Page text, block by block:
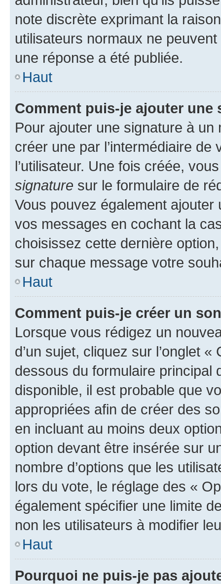
note discrète exprimant la
utilisateurs normaux ne
une réponse a été publiée.
Haut
Comment puis-je ajouter une
Pour ajouter une signature à un
créer une par l’intermédiaire
l’utilisateur. Une fois créée,
signature sur le formulaire de
Vous pouvez également
vos messages en cochant la
choisissez cette dernière
sur chaque message votre
Haut
Comment puis-je créer un
Lorsque vous rédigez un
d’un sujet, cliquez sur l’onglet
dessous du formulaire principal
disponible, il est probable que
appropriées afin de créer des
en incluant au moins deux
option devant être insérée sur
nombre d’options que les
lors du vote, le réglage des «
également spécifier une limite
non les utilisateurs à modifier
Haut
Pourquoi ne puis-je pas